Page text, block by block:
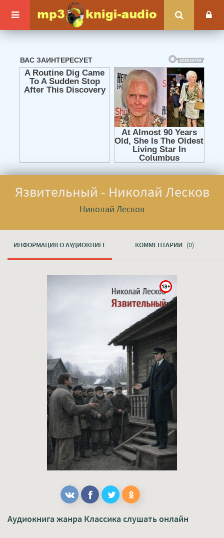
Язвительный - Николай Лесков
Николай Лесков
ИНФОРМАЦИЯ О АУДИОКНИГЕ КОММЕНТАРИИ (0)
Аудиокнига жанра Классика слушать онлайн